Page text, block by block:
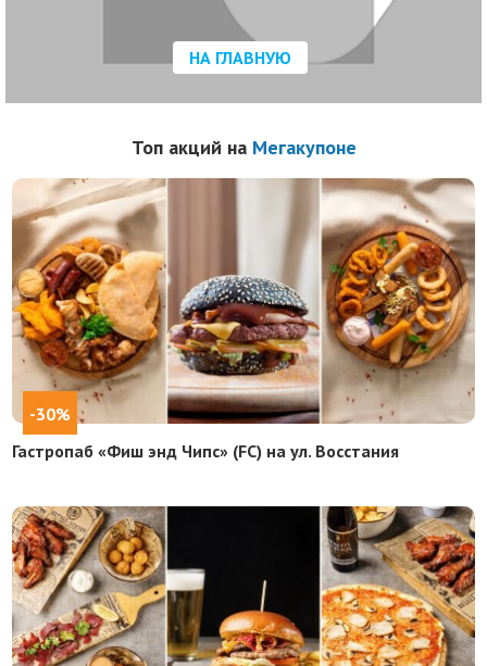
НА ГЛАВНУЮ
Топ акций на Мегакупоне
-30%
Гастропаб «Фиш энд Чипс» (FC) на ул. Восстания